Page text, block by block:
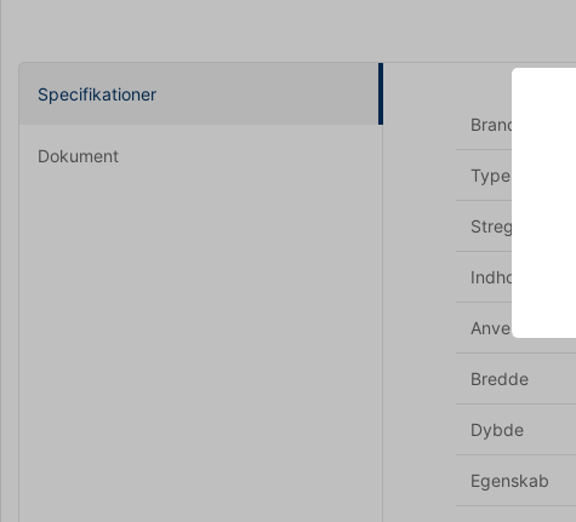
Specifikationer
Dokument
Brand
Type
Stregkode
Indhold ml.
Anvendes til
Bredde
Dybde
Egenskab